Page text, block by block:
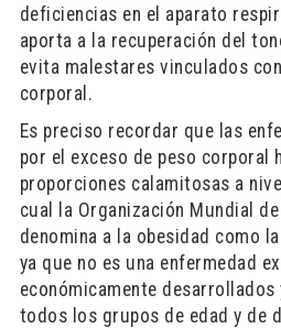
deficiencias en el aparato
aporta a la recuperación del
evita malestares vinculados
corporal.
Es preciso recordar que las
por el exceso de peso corporal
proporciones calamitosas a
cual la Organización Mundial
denomina a la obesidad como
ya que no es una enfermedad
económicamente
todos los grupos de edad y de